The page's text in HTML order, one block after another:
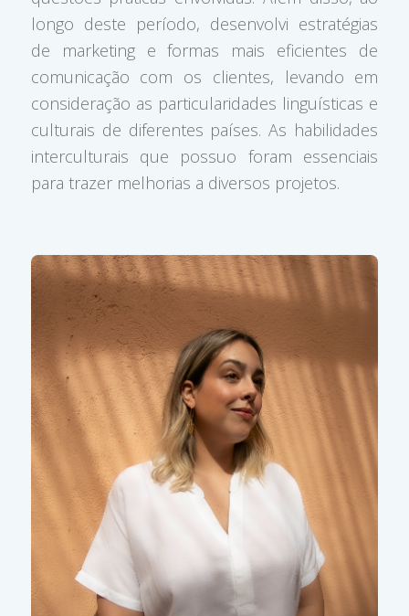
longo deste período, desenvolvi estratégias
de marketing e formas mais eficientes de
comunicação com os clientes, levando em
consideração as particularidades linguísticas e
culturais de diferentes países. As habilidades
interculturais que possuo foram essenciais
para trazer melhorias a diversos projetos.